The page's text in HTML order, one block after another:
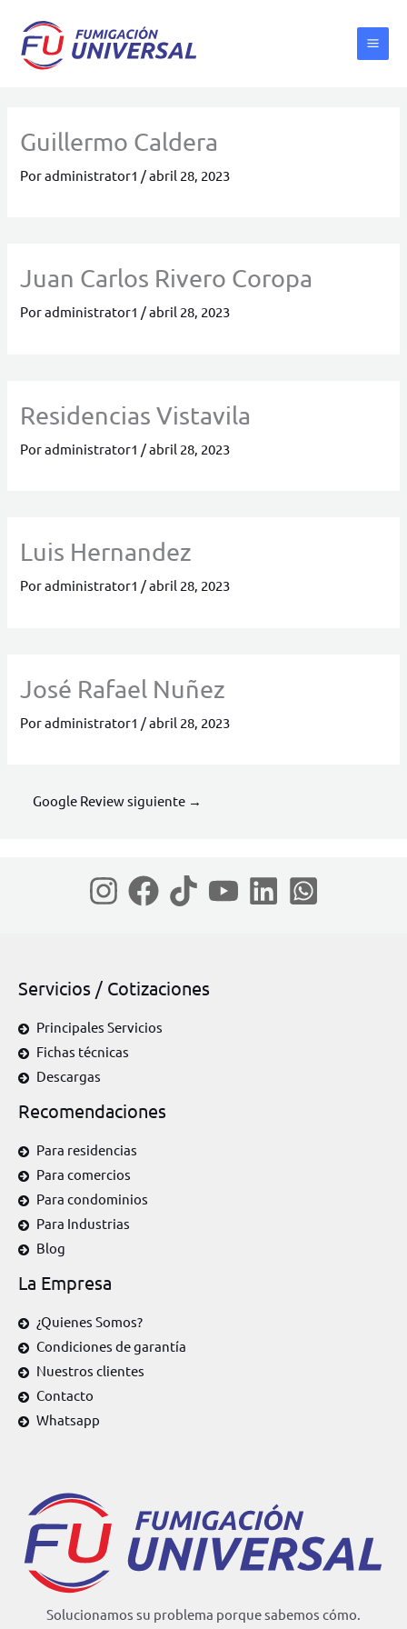
contenido
Guillermo Caldera
Poradministrator1 /abril 28, 2023
Juan Carlos Rivero Coropa
Poradministrator1 /abril 28, 2023
Residencias Vistavila
Poradministrator1 /abril 28, 2023
Luis Hernandez
Poradministrator1 /abril 28, 2023
José Rafael Nuñez
Poradministrator1 /abril 28, 2023
Google Review siguiente →
Servicios / Cotizaciones
Principales Servicios
Fichas técnicas
Descargas
Recomendaciones
Para residencias
Para comercios
Para condominios
Para Industrias
Blog
La Empresa
¿Quienes Somos?
Condiciones de garantía
Nuestros clientes
Contacto
Whatsapp
Solucionamos su problema porque sabemos cómo.